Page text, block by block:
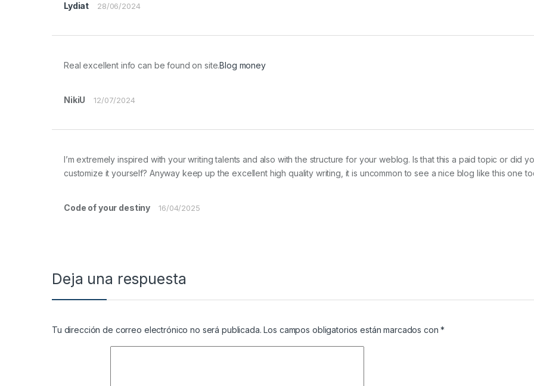
Lydiat 28/06/2024
Real excellent info can be found on site.Blog money
NikiU 12/07/2024
I’m extremely inspired with your writing talents and also with the structure for your weblog. Is that this a paid topic or did
customize it yourself? Anyway keep up the excellent high quality writing, it is uncommon to see a nice blog like this one
Code of your destiny 16/04/2025
Deja una respuesta
Tu dirección de correo electrónico no será publicada. Los campos obligatorios están marcados con*